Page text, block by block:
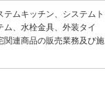
ムキッチン、システムト
、水栓金具、外装タイ
関連商品の販売業務及び施